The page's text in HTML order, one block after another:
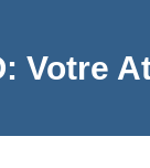
Votre